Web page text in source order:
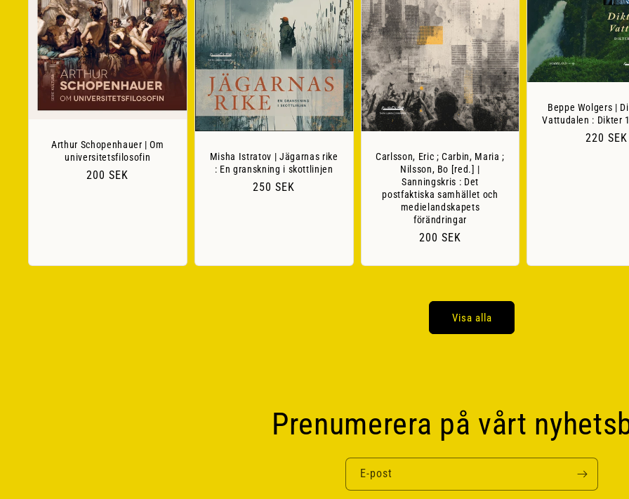
Arthur Schopenhauer | Om
universitetsfilosofin
Ordinarie
200 SEK
Misha Istratov | Jägarnas rike
: En granskning i skottlinjen
Ordinarie
250 SEK
Carlsson, Eric ; Carbin, Maria ;
Nilsson, Bo [red.] |
Sanningskris : Det
postfaktiska samhället och
medielandskapets
förändringar
Ordinarie
200 SEK
Beppe Wolgers |
Vattudalen : Dikter
Ordinarie
220 SEK
Visa alla
Prenumerera på vårt
E-post